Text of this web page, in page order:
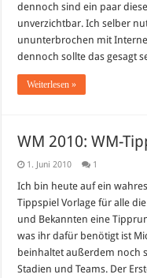
dennoch sind ein paar
unverzichtbar. Ich selber
ununterbrochen mit
dennoch sollte das gesagt
Weiterlesen »
WM 2010: WM-
1. Juni 2010 1
Ich bin heute auf ein
Tippspiel Vorlage für alle
und Bekannten eine
was ihr dafür benötigt ist
beinhaltet außerdem noch
Stadien und Teams. Der